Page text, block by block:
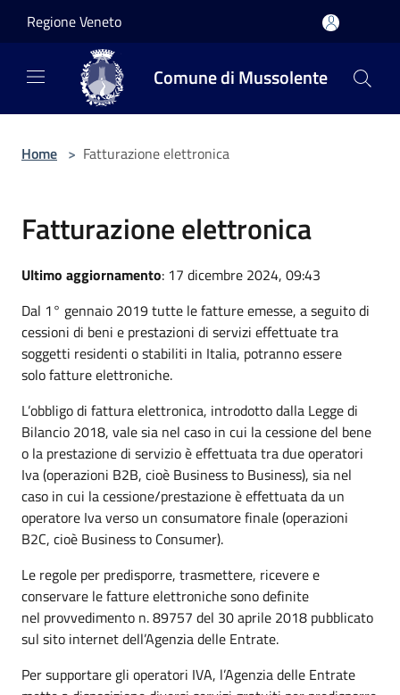
Regione Veneto
Comune di Mussolente
Home > Fatturazione elettronica
Fatturazione elettronica
Ultimo aggiornamento: 17 dicembre 2024, 09:43
Dal 1° gennaio 2019 tutte le fatture emesse, a seguito di
cessioni di beni e prestazioni di servizi effettuate tra
soggetti residenti o stabiliti in Italia, potranno essere
solo fatture elettroniche.
L’obbligo di fattura elettronica, introdotto dalla Legge di
Bilancio 2018, vale sia nel caso in cui la cessione del bene
o la prestazione di servizio è effettuata tra due operatori
Iva (operazioni B2B, cioè Business to Business), sia nel
caso in cui la cessione/prestazione è effettuata da un
operatore Iva verso un consumatore finale (operazioni
B2C, cioè Business to Consumer).
Le regole per predisporre, trasmettere, ricevere e
conservare le fatture elettroniche sono definite
nel provvedimento n. 89757 del 30 aprile 2018 pubblicato
sul sito internet dell’Agenzia delle Entrate.
Per supportare gli operatori IVA, l’Agenzia delle Entrate